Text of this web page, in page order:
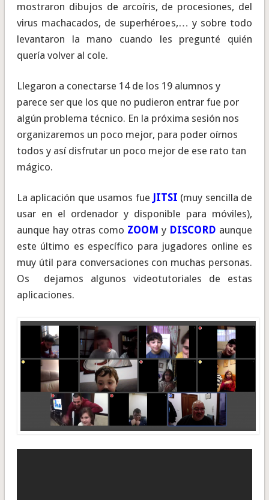
mostraron dibujos de arcoíris, de procesiones, del
virus machacados, de superhéroes,… y sobre todo
levantaron la mano cuando les pregunté quién
quería volver al cole.
Llegaron a conectarse 14 de los 19 alumnos y
parece ser que los que no pudieron entrar fue por
algún problema técnico. En la próxima sesión nos
organizaremos un poco mejor, para poder oírnos
todos y así disfrutar un poco mejor de ese rato tan
mágico.
La aplicación que usamos fue JITSI (muy sencilla de
usar en el ordenador y disponible para móviles),
aunque hay otras como ZOOM y DISCORD aunque
este último es específico para jugadores online es
muy útil para conversaciones con muchas personas.
Os dejamos algunos videotutoriales de estas
aplicaciones.